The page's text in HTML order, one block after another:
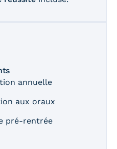
annuelle
aux oraux
pré-rentrée